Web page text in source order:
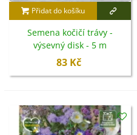
Přidat do košíku
Semena kočičí trávy -
výsevný disk - 5 m
83 Kč